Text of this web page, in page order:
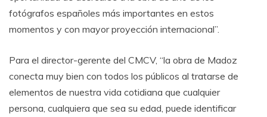
fotógrafos españoles más importantes en estos
momentos y con mayor proyección internacional”.
Para el director-gerente del CMCV, “la obra de Madoz
conecta muy bien con todos los públicos al tratarse de
elementos de nuestra vida cotidiana que cualquier
persona, cualquiera que sea su edad, puede identificar